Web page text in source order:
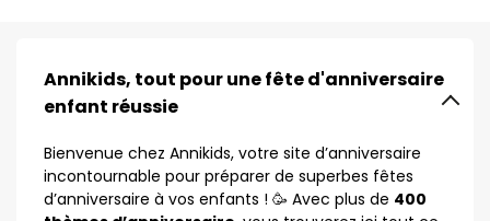
Annikids, tout pour une fête d'anniversaire
enfant réussie
Bienvenue chez Annikids, votre site d’anniversaire
incontournable pour préparer de superbes fêtes
d’anniversaire à vos enfants ! 🥳 Avec plus de 400